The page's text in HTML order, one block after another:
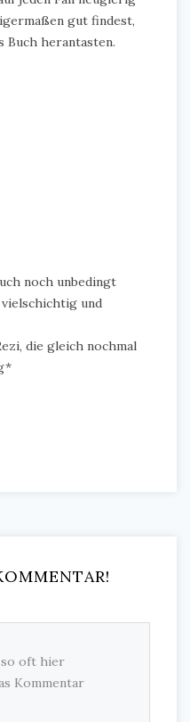
gut findest,
Buch herantasten.
noch unbedingt
und
die gleich nochmal